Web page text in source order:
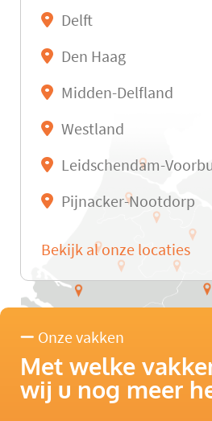
Delft
Den Haag
Midden-Delfland
Westland
Leidschendam-
Pijnacker-Nootdorp
Bekijk al onze locaties
Onze vakken
Met welke
wij u nog meer